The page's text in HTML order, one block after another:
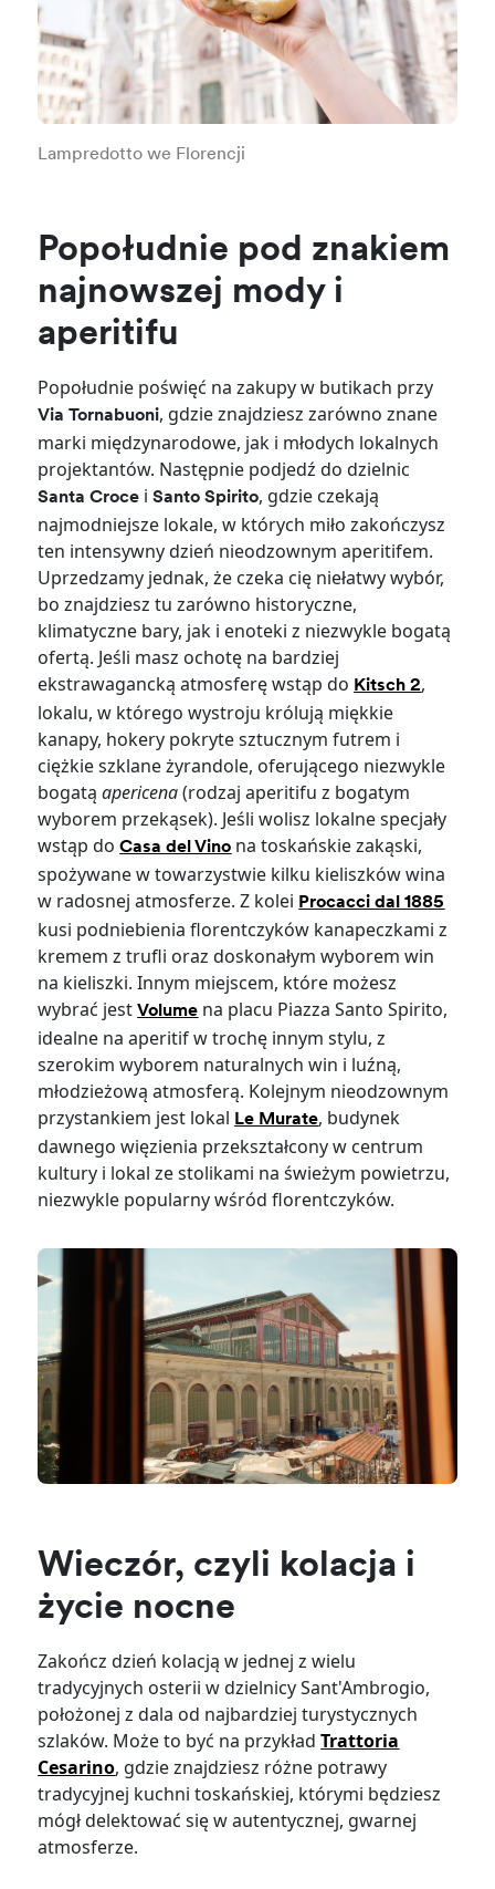
Lampredotto we Florencji
Popołudnie pod znakiem
najnowszej mody i
aperitifu
Popołudnie poświęć na zakupy w butikach przy
Via Tornabuoni, gdzie znajdziesz zarówno znane
marki międzynarodowe, jak i młodych lokalnych
projektantów. Następnie podjedź do dzielnic
Santa Croce iSanto Spirito, gdzie czekają
najmodniejsze lokale, w których miło zakończysz
ten intensywny dzień nieodzownym aperitifem.
Uprzedzamy jednak, że czeka cię niełatwy wybór,
bo znajdziesz tu zarówno historyczne,
klimatyczne bary, jak i enoteki z niezwykle bogatą
ofertą. Jeśli masz ochotę na bardziej
ekstrawagancką atmosferę wstąp do Kitsch 2,
lokalu, w którego wystroju królują miękkie
kanapy, hokery pokryte sztucznym futrem i
ciężkie szklane żyrandole, oferującego niezwykle
bogatąapericena(rodzaj aperitifu z bogatym
wyborem przekąsek). Jeśli wolisz lokalne specjały
wstąp doCasa del Vino na toskańskie zakąski,
spożywane w towarzystwie kilku kieliszków wina
w radosnej atmosferze. Z kolei Procacci dal 1885
kusi podniebienia florentczyków kanapeczkami z
kremem z trufli oraz doskonałym wyborem win
na kieliszki. Innym miejscem, które możesz
wybrać jestVolume na placu Piazza Santo Spirito,
idealne na aperitif w trochę innym stylu, z
szerokim wyborem naturalnych win i luźną,
młodzieżową atmosferą. Kolejnym nieodzownym
przystankiem jest lokal Le Murate, budynek
dawnego więzienia przekształcony w centrum
kultury i lokal ze stolikami na świeżym powietrzu,
niezwykle popularny wśród florentczyków.
Wieczór, czyli kolacja i
życie nocne
Zakończ dzień kolacją w jednej z wielu
tradycyjnych osterii w dzielnicy Sant'Ambrogio,
położonej z dala od najbardziej turystycznych
szlaków. Może to być na przykładTrattoria
Cesarino, gdzie znajdziesz różne potrawy
tradycyjnej kuchni toskańskiej, którymi będziesz
mógł delektować się w autentycznej, gwarnej
atmosferze.